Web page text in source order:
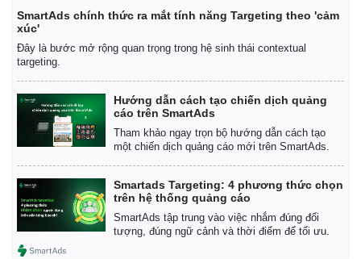
Doanh nghiệp
Thông tin doanh nghiệp
Doanh nghiệp 24h
Doanh nhân
Công nghệ
Sành điệu
Tin Công nghệ
SmartAds chính thức ra mắt tính năng Targeting theo 'cảm
xúc'
Đây là bước mở rộng quan trọng trong hệ sinh thái contextual
targeting.
Hướng dẫn cách tạo chiến dịch quảng
cáo trên SmartAds
Tham khảo ngay trọn bộ hướng dẫn cách tạo
một chiến dịch quảng cáo mới trên SmartAds.
Smartads Targeting: 4 phương thức chọn
trên hệ thống quảng cáo
SmartAds tập trung vào việc nhắm đúng đối
tượng, đúng ngữ cảnh và thời điểm để tối ưu.